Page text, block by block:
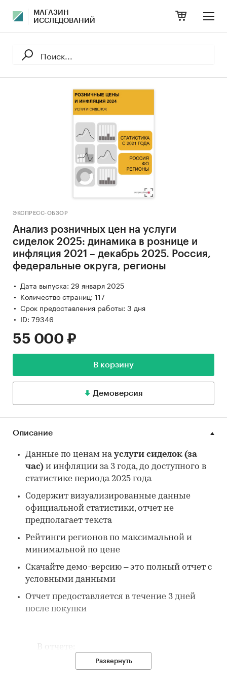
МАГАЗИН
ИССЛЕДОВАНИЙ
ЭКСПРЕСС-ОБЗОР
Анализ розничных цен на услуги
сиделок 2025: динамика в рознице и
инфляция 2021 – декабрь 2025. Россия,
федеральные округа, регионы
Дата выпуска: 29 января 2025
Количество страниц: 117
Срок предоставления работы: 3 дня
ID: 79346
55 000 ₽
В корзину
Демоверсия
Описание
Данные по ценам науслуги сиделок (за
час) и инфляции за 3 года, до доступного в
статистике периода 2025 года
Содержит визуализированные данные
официальной статистики, отчет не
предполагает текста
Рейтинги регионов по максимальной и
минимальной по цене
Скачайте демо-версию – это полный отчет с
условными данными
Отчет предоставляется в течение 3 дней
после покупки
В отчете:
1. Данные по потребительским ценам на
Развернуть